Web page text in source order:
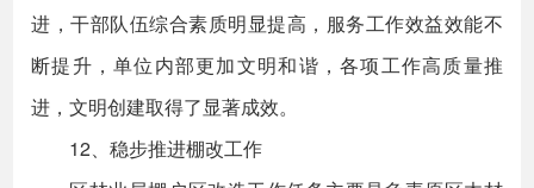
进，干部队伍综合素质明显提高，服务工作效益效能不
断提升，单位内部更加文明和谐，各项工作高质量推
进，文明创建取得了显著成效。
12、稳步推进棚改工作